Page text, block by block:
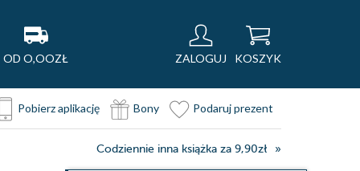
OD O,OOZŁ ZALOGUJ KOSZYK
Pobierz aplikację Bony Podaruj prezent
Codziennie inna książka za 9,90zł